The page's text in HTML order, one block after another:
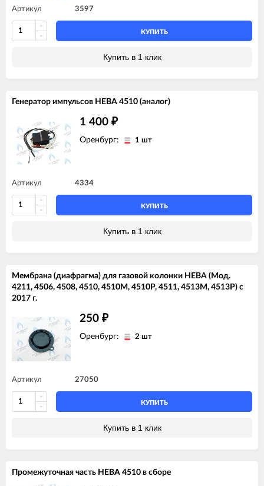
Артикул 3597
КУПИТЬ
Купить в 1 клик
Генератор импульсов НЕВА 4510 (аналог)
1 400 ₽
Оренбург: 1 шт
Артикул 4334
КУПИТЬ
Купить в 1 клик
Мембрана (диафрагма) для газовой колонки НЕВА (Мод.
4211, 4506, 4508, 4510, 4510М, 4510Р, 4511, 4513М, 4513Р) с
2017 г.
250 ₽
Оренбург: 2 шт
Артикул 27050
КУПИТЬ
Купить в 1 клик
Промежуточная часть НЕВА 4510 в сборе